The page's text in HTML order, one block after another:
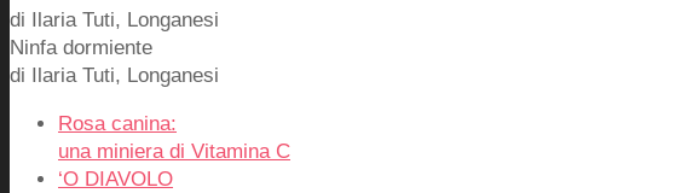
di Ilaria Tuti, Longanesi
Ninfa dormiente
di Ilaria Tuti, Longanesi
Rosa canina:
una miniera di Vitamina C
‘O DIAVOLO